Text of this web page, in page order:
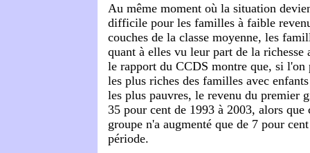
Au même moment où la situation
difficile pour les familles à faible
couches de la classe moyenne, les
quant à elles vu leur part de la richesse
le rapport du CCDS montre que, si l'on
les plus riches des familles avec
les plus pauvres, le revenu du premier
35 pour cent de 1993 à 2003, alors que
groupe n'a augmenté que de 7 pour
période.